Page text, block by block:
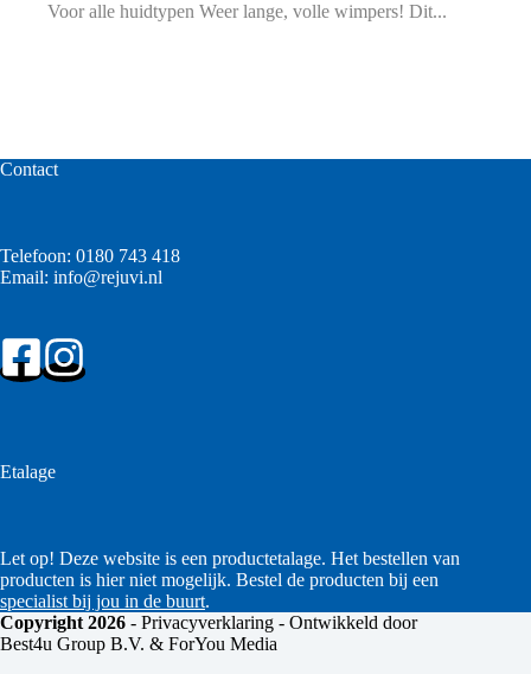
Voor alle huidtypen Weer lange, volle wimpers! Dit...
Contact
Telefoon: 0180 743 418
Email: info@rejuvi.nl
Etalage
Let op! Deze website is een productetalage. Het bestellen van
producten is hier niet mogelijk. Bestel de producten bij een
specialist bij jou in de buurt.
Copyright 2026 - Privacyverklaring - Ontwikkeld door
Best4u Group B.V. & ForYou Media